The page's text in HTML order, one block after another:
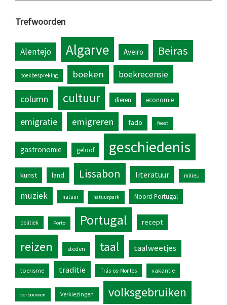
Trefwoorden
Alentejo Algarve Aveiro Beiras
boekbespreking boeken boekrecensie
column cultuur dieren economie
emigratie emigreren fado feest
gastronomie geloof geschiedenis
kunst land Lissabon literatuur milieu
muziek natuur natuurpark Noord-Portugal
politiek Porto Portugal recept
reizen steden taal taalweetjes
toerisme traditie Trás-os-Montes vakantie
verbouwen Verkiezingen volksgebruiken